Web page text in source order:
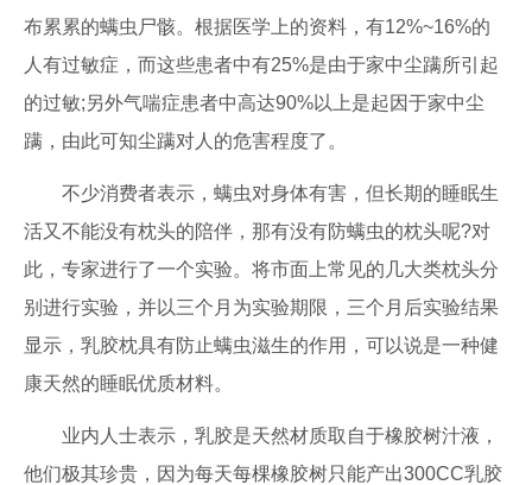
布累累的螨虫尸骸。根据医学上的资料，有12%~16%的
人有过敏症，而这些患者中有25%是由于家中尘蹒所引起
的过敏;另外气喘症患者中高达90%以上是起因于家中尘
蹒，由此可知尘蹒对人的危害程度了。
不少消费者表示，螨虫对身体有害，但长期的睡眠生
活又不能没有枕头的陪伴，那有没有防螨虫的枕头呢?对
此，专家进行了一个实验。将市面上常见的几大类枕头分
别进行实验，并以三个月为实验期限，三个月后实验结果
显示，乳胶枕具有防止螨虫滋生的作用，可以说是一种健
康天然的睡眠优质材料。
业内人士表示，乳胶是天然材质取自于橡胶树汁液，
他们极其珍贵，因为每天每棵橡胶树只能产出300CC乳胶